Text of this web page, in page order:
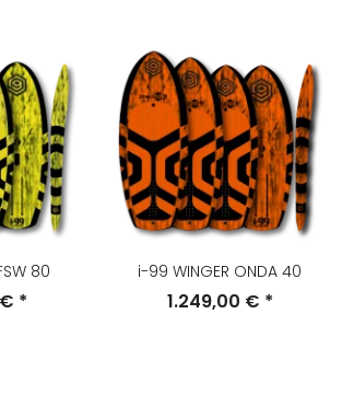
80
*
i-99 WINGER ONDA 40
1.249,00 € *